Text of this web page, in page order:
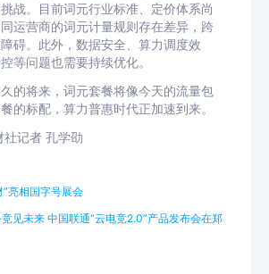
战。目前词元行业标准、定价体系尚
运营商的词元计量规则存在差异，跨
碍。此外，数据安全、算力调度效
等问题也需要持续优化。
的将来，词元套餐将像今天的流量包
的标配，算力普惠时代正加速到来。
社记者 孔学劭
”亮相国字号展会
竞见未来 中国联通“云电竞2.0”产品发布会在郑